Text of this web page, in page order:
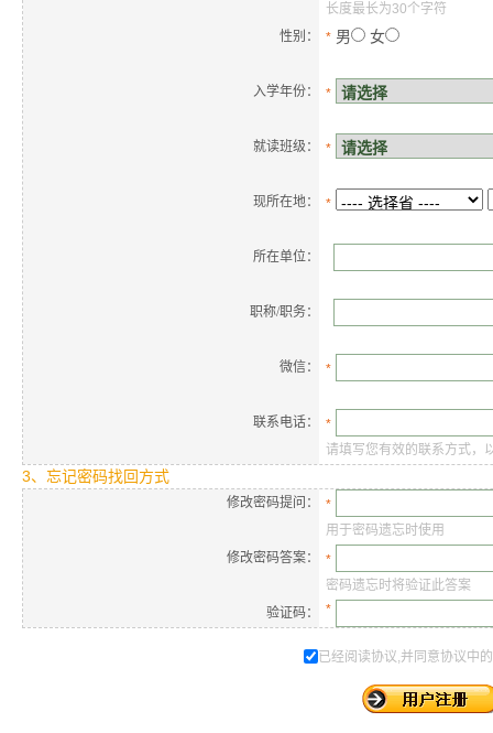
长度最长为30个字符
性别：
* 男 女
入学年份： *
就读班级： *
现所在地： *
所在单位：
职称/职务：
微信： *
联系电话：
*
请填写您有效的联系方式，
3、忘记密码找回方式
修改密码提问：
*
用于密码遗忘时使用
修改密码答案：
*
密码遗忘时将验证此答案
验证码：
*
已经阅读协议,并同意协议中